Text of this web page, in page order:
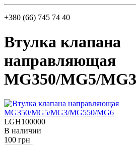
+380 (66) 745 74 40
Втулка клапана
направляющая
MG350/MG5/
LGH100000
В наличии
100 грн